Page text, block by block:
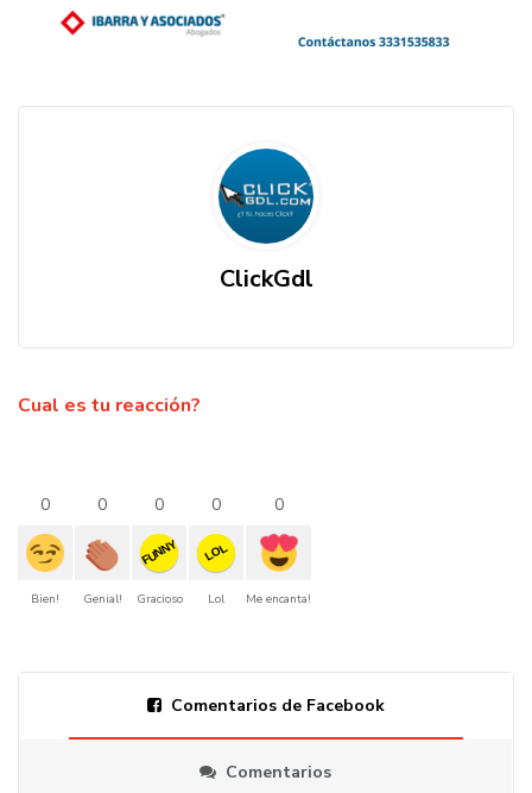
ClickGdl
Cual es tu reacción?
0
Bien!
0
Genial!
0
FUNNY
Gracioso
0
LOL
Lol
0
Me encanta!
Comentarios de Facebook
Comentarios